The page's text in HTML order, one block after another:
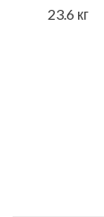
23.6 кг